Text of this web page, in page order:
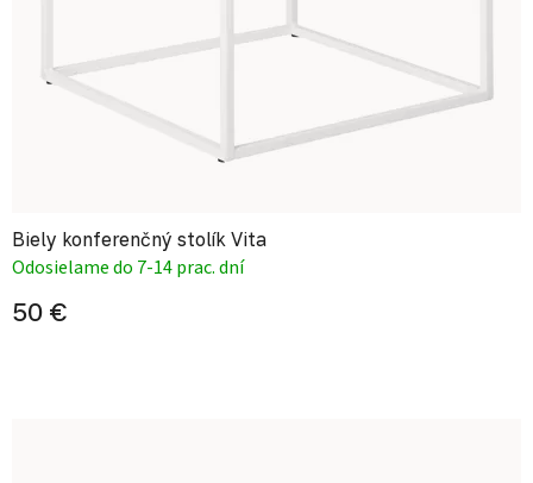
Biely konferenčný stolík Vita
Odosielame do 7-14 prac. dní
50 €